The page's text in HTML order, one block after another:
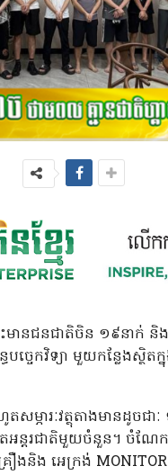
ានជនជាតិចិន ១៩នាក់ និ
បច្ចេកវិទ្យា មួយកន្លែងស្
ភារៈវត្ថុតាងមានដូចជ
រជាតិមួយចំនួន។ ចំណែកឯ ស
ងនិង អេក្រង់